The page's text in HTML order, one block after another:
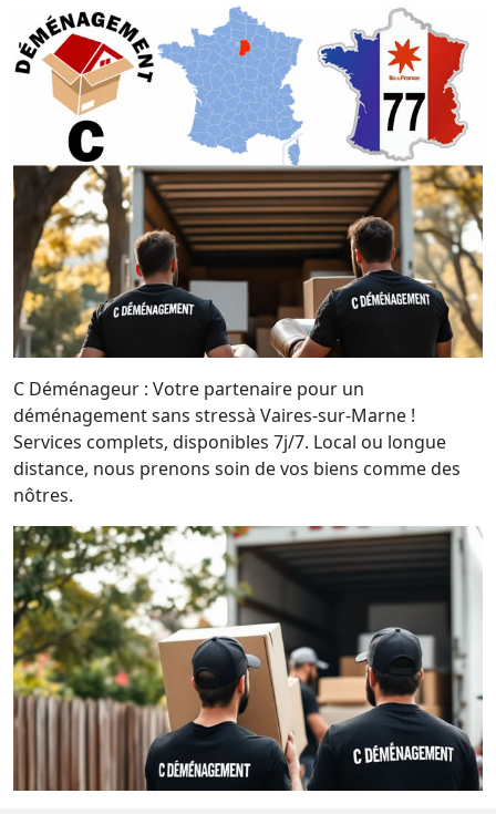
C Déménageur : Votre partenaire pour un
déménagement sans stressà Vaires-sur-Marne !
Services complets, disponibles 7j/7. Local ou longue
distance, nous prenons soin de vos biens comme des
nôtres.